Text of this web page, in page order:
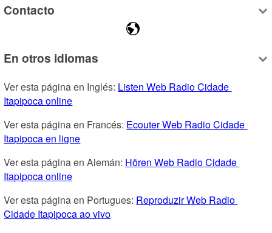
Contacto
En otros idiomas
Ver esta página en Inglés: Listen Web Radio Cidade
Itapipoca online
Ver esta página en Francés: Ecouter Web Radio Cidade
Itapipoca en ligne
Ver esta página en Alemán: Hören Web Radio Cidade
Itapipoca online
Ver esta página en Portugues: Reproduzir Web Radio
Cidade Itapipoca ao vivo